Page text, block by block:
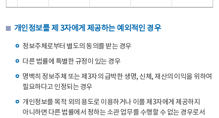
개인정보를 제 3자에게 제공하는 예외적인 경우
정보주체로부터 별도의 동의를 받는 경우
다른 법률에 특별한 규정이 있는 경우
명백히 정보주체 또는 제3자의 급박한 생명, 신체, 재산의 이익을 위하여
필요하다고 인정되는 경우
개인정보를 목적 외의 용도로 이용하거나 이를 제3자에게 제공하지
아니하면 다른 법률에서 정하는 소관 업무를 수행할 수 없는 경우로서